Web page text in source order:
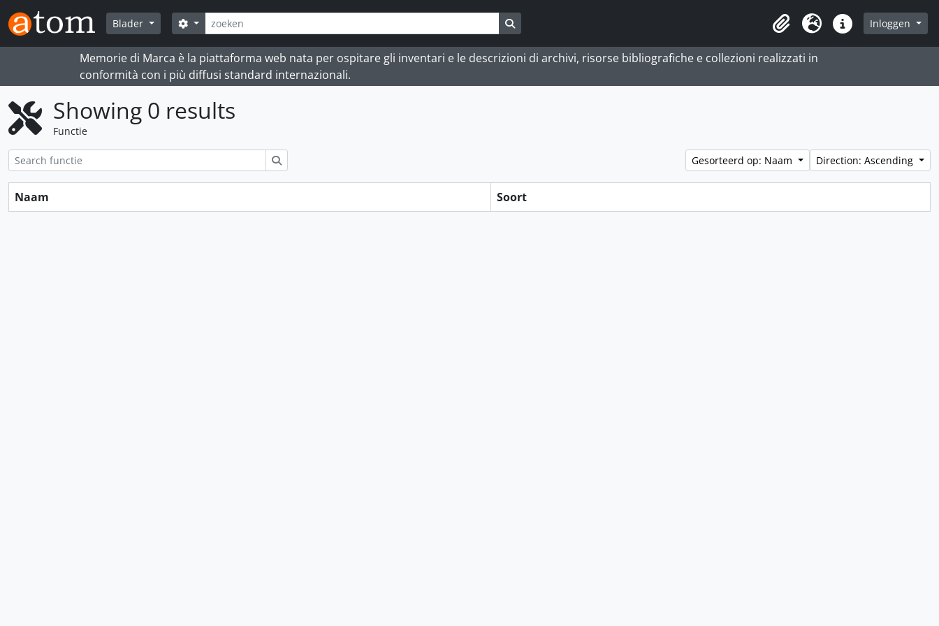
Skip to main content
Blader
zoeken
Search options
Clipboard
Taal Quick linksInloggen
Memorie di Marca è la piattaforma web nata per ospitare gli inventari e le descrizioni di archivi, risorse bibliografiche e collezioni realizzati in
conformità con i più diffusi standard internazionali.
Showing 0 results
Functie
Gesorteerd op: Naam Direction: Ascending
Naam Soort